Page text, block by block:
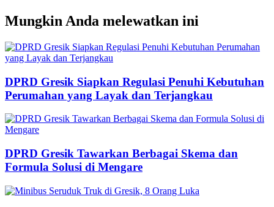
Mungkin Anda melewatkan ini
DPRD Gresik Siapkan Regulasi Penuhi Kebutuhan
Perumahan yang Layak dan Terjangkau
DPRD Gresik Tawarkan Berbagai Skema dan
Formula Solusi di Mengare